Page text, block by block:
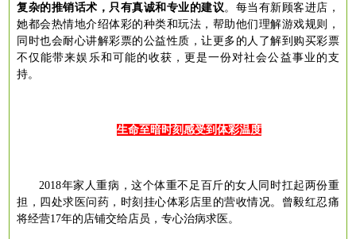
复杂的推销话术，只有真诚和专业的建议 。每当有新顾客进店，
她都会热情地介绍体彩的种类和玩法，帮助他们理解游戏规则，
同时也会耐心讲解彩票的公益性质，让更多的人了解到购买彩票
不仅能带来娱乐和可能的收获，更是一份对社会公益事业的支
持。
生命至暗时刻感受到体彩温度
2018年家人重病，这个体重不足百斤的女人同时扛起两份重
担，四处求医问药，时刻挂心体彩店里的营收情况。曾毅红忍痛
将经营17年的店铺交给店员，专心治病求医。